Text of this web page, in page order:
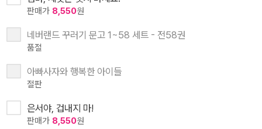
판매가 8,550원
네버랜드 꾸러기 문고 1~58 세트 - 전58권
품절
아빠사자와 행복한 아이들
절판
은서야, 겁내지 마!
판매가 8,550원